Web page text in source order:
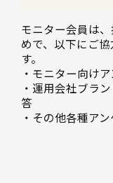
モニター会員は
めで、以下にご
す。
・モニター向け
・運用会社ブラ
答
・その他各種ア